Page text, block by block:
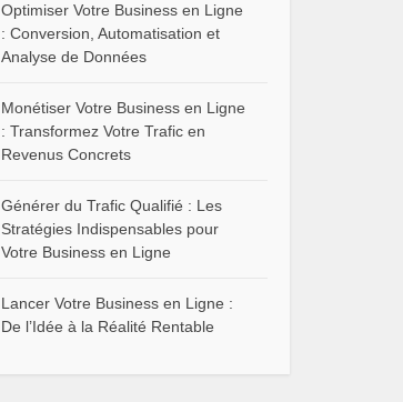
Optimiser Votre Business en Ligne
: Conversion, Automatisation et
Analyse de Données
Monétiser Votre Business en Ligne
: Transformez Votre Trafic en
Revenus Concrets
Générer du Trafic Qualifié : Les
Stratégies Indispensables pour
Votre Business en Ligne
Lancer Votre Business en Ligne :
De l’Idée à la Réalité Rentable